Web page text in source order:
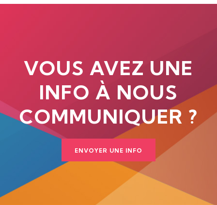
VOUS AVEZ UNE
INFO À NOUS
COMMUNIQUER ?
ENVOYER UNE INFO